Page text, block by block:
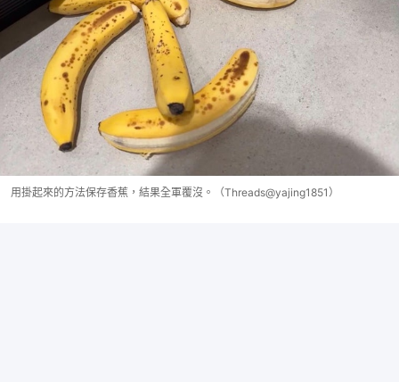
用掛起來的方法保存香蕉，結果全軍覆沒。（Threads@yajing1851）